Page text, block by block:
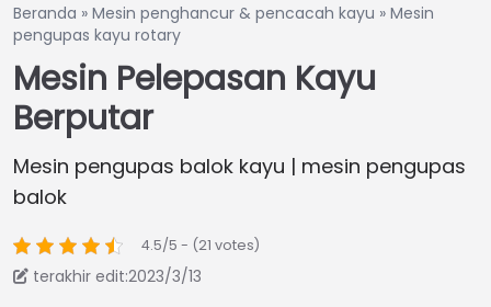
Beranda » Mesin penghancur & pencacah kayu » Mesin
pengupas kayu rotary
Mesin Pelepasan Kayu
Berputar
Mesin pengupas balok kayu | mesin pengupas
balok
4.5/5 - (21 votes)
terakhir edit:2023/3/13